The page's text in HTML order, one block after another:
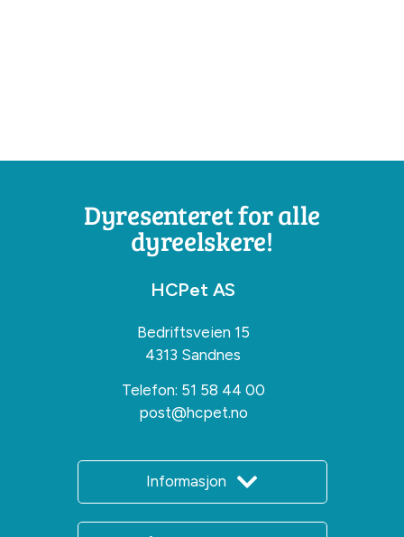
Dyresenteret for alle
dyreelskere!
HCPet AS
Bedriftsveien 15
4313 Sandnes
Telefon: 51 58 44 00
post@hcpet.no
Informasjon